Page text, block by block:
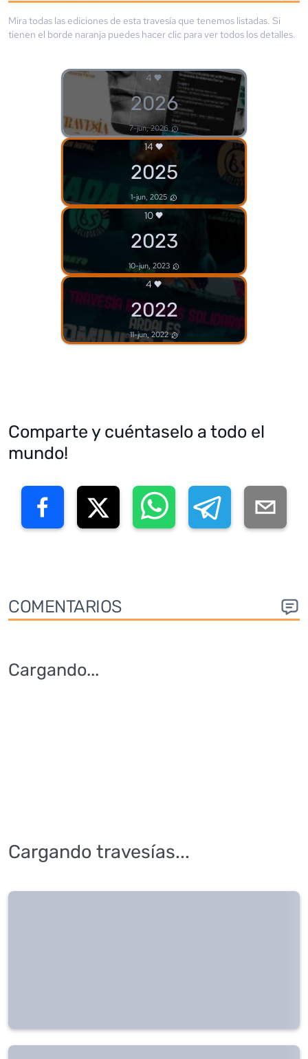
Mira todas las ediciones de esta travesía que tenemos listadas. Si
tienen el borde naranja puedes hacer clic para ver todos los detalles.
4
2026
7-jun, 2026
14
2025
1-jun, 2025
10
2023
10-jun, 2023
4
2022
11-jun, 2022
Comparte y cuéntaselo a todo el
mundo!
COMENTARIOS
Cargando...
Cargando travesías...